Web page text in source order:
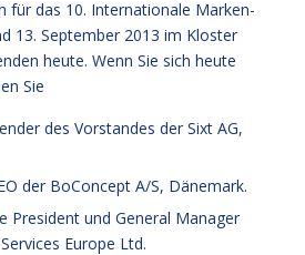
für das 10. Internationale Marken-
13. September 2013 im Kloster
heute. Wenn Sie sich heute
Sie
des Vorstandes der Sixt AG,
der BoConcept A/S, Dänemark.
President und General Manager
Europe Ltd.